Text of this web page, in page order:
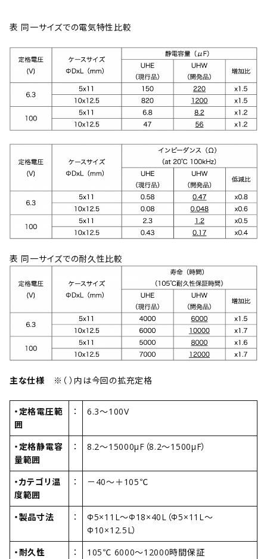
表 同一サイズでの電気特性比較
表 同一サイズでの耐久性比較
主な仕様 ※（ ）内は今回の拡充定格
・定格電圧範
囲
： 6.3～100V
・定格静電容
量範囲
： 8.2～15000μF（8.2～1500μF）
・カテゴリ温
度範囲
： －40～＋105℃
・製品寸法 ：
Φ5×11L～Φ18×40L（Φ5×11L～
Φ10×12.5L）
・耐久性
：
105℃ 6000～12000時間保証